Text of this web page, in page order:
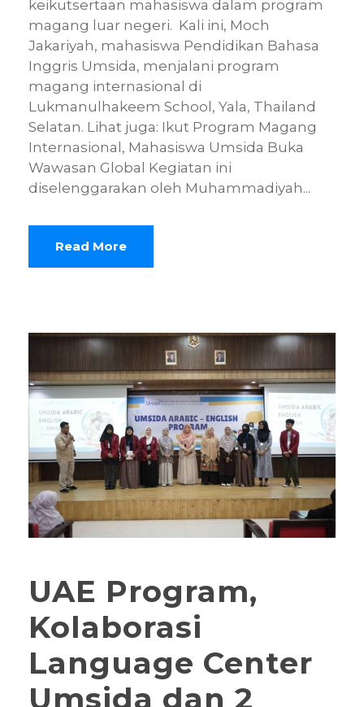
keikutsertaan mahasiswa dalam program
magang luar negeri. Kali ini, Moch
Jakariyah, mahasiswa Pendidikan Bahasa
Inggris Umsida, menjalani program
magang internasional di
Lukmanulhakeem School, Yala, Thailand
Selatan. Lihat juga: Ikut Program Magang
Internasional, Mahasiswa Umsida Buka
Wawasan Global Kegiatan ini
diselenggarakan oleh Muhammadiyah...
Read More
UAE Program,
Kolaborasi
Language Center
Umsida dan 2